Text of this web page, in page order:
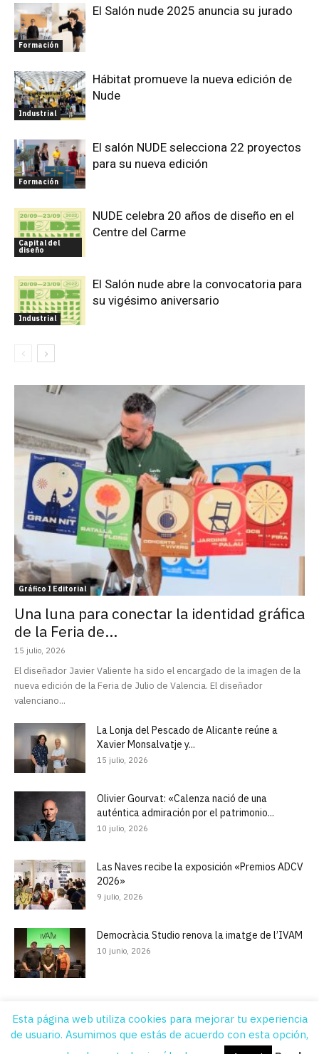
Formación
El Salón nude 2025 anuncia su jurado
Industrial
Hábitat promueve la nueva edición de
Nude
Formación
El salón NUDE selecciona 22 proyectos
para su nueva edición
Capital del
diseño
NUDE celebra 20 años de diseño en el
Centre del Carme
Industrial
El Salón nude abre la convocatoria para
su vigésimo aniversario
Gráfico I Editorial
Una luna para conectar la identidad gráfica
de la Feria de...
15 julio, 2026
El diseñador Javier Valiente ha sido el encargado de la imagen de la
nueva edición de la Feria de Julio de Valencia. El diseñador
valenciano...
La Lonja del Pescado de Alicante reúne a
Xavier Monsalvatje y...
15 julio, 2026
Olivier Gourvat: «Calenza nació de una
auténtica admiración por el patrimonio...
10 julio, 2026
Las Naves recibe la exposición «Premios ADCV
2026»
9 julio, 2026
Democràcia Studio renova la imatge de l’IVAM
10 junio, 2026
Quiénes Somos Contacto Suscripción Aviso legal Publicidad
Esta página web utiliza cookies para mejorar tu experiencia
de usuario. Asumimos que estás de acuerdo con esta opción,